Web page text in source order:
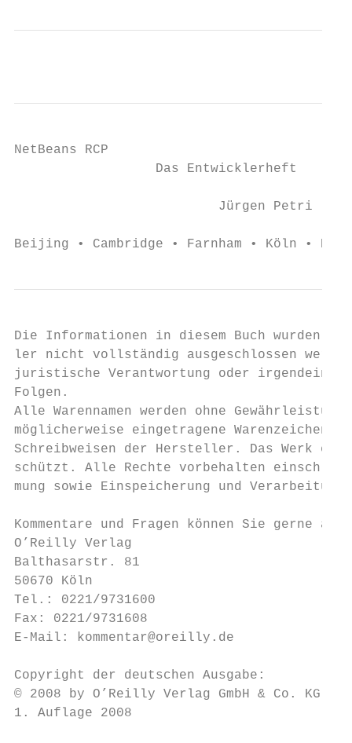
NetBeans RCP
                  Das Entwicklerheft
                          Jürgen Petri
Beijing • Cambridge • Farnham • Köln •
Die Informationen in diesem Buch wurden
ler nicht vollständig ausgeschlossen
juristische Verantwortung oder irgendeine
Folgen.
Alle Warennamen werden ohne
möglicherweise eingetragene
Schreibweisen der Hersteller. Das Werk
schützt. Alle Rechte vorbehalten
mung sowie Einspeicherung und
Kommentare und Fragen können Sie gerne
O’Reilly Verlag
Balthasarstr. 81
50670 Köln
Tel.: 0221/9731600
Fax: 0221/9731608
E-Mail: kommentar@oreilly.de
Copyright der deutschen Ausgabe:
© 2008 by O’Reilly Verlag GmbH & Co. KG
1. Auflage 2008